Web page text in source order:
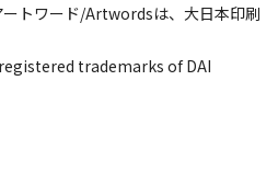
トワード/Artwordsは、大日本印刷
trademarks of DAI